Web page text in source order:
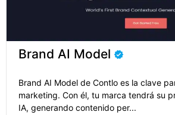
Brand AI Model
Brand AI Model de Contlo es la clave
marketing. Con él, tu marca tendrá su
IA, generando contenido per...